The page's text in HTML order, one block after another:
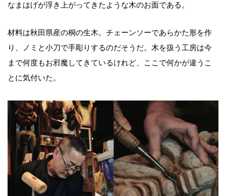
なまはげが浮き上がってきたような木のお面である。
材料は秋田県産の桐の生木。チェーンソーであらかた形を作
り、ノミと小刀で手彫りするのだそうだ。木を扱う工房は今
まで何度もお邪魔してきているけれど、ここで何かが違うこ
とに気付いた。